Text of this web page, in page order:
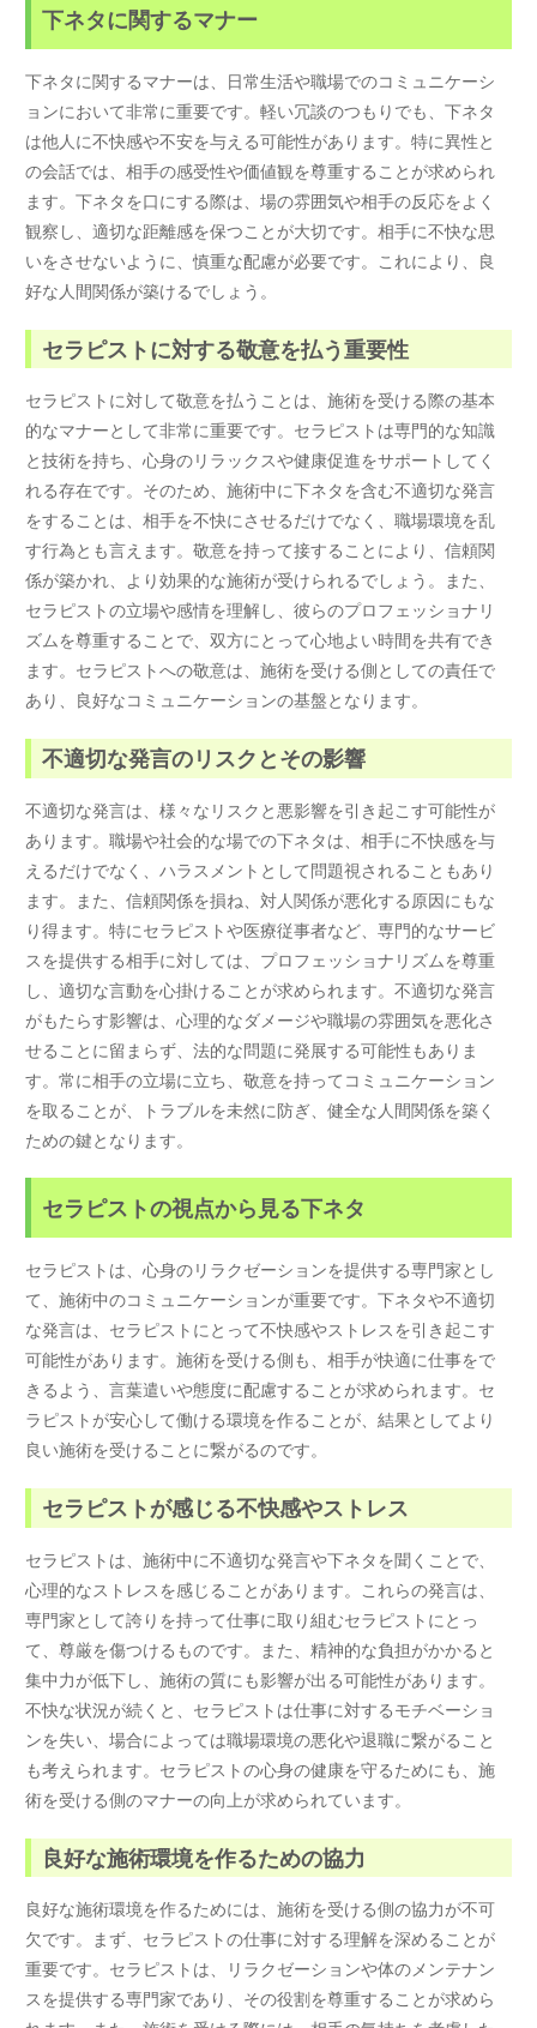
下ネタに関するマナー
下ネタに関するマナーは、日常生活や職場でのコミュニケーシ
ョンにおいて非常に重要です。軽い冗談のつもりでも、下ネタ
は他人に不快感や不安を与える可能性があります。特に異性と
の会話では、相手の感受性や価値観を尊重することが求められ
ます。下ネタを口にする際は、場の雰囲気や相手の反応をよく
観察し、適切な距離感を保つことが大切です。相手に不快な思
いをさせないように、慎重な配慮が必要です。これにより、良
好な人間関係が築けるでしょう。
セラピストに対する敬意を払う重要性
セラピストに対して敬意を払うことは、施術を受ける際の基本
的なマナーとして非常に重要です。セラピストは専門的な知識
と技術を持ち、心身のリラックスや健康促進をサポートしてく
れる存在です。そのため、施術中に下ネタを含む不適切な発言
をすることは、相手を不快にさせるだけでなく、職場環境を乱
す行為とも言えます。敬意を持って接することにより、信頼関
係が築かれ、より効果的な施術が受けられるでしょう。また、
セラピストの立場や感情を理解し、彼らのプロフェッショナリ
ズムを尊重することで、双方にとって心地よい時間を共有でき
ます。セラピストへの敬意は、施術を受ける側としての責任で
あり、良好なコミュニケーションの基盤となります。
不適切な発言のリスクとその影響
不適切な発言は、様々なリスクと悪影響を引き起こす可能性が
あります。職場や社会的な場での下ネタは、相手に不快感を与
えるだけでなく、ハラスメントとして問題視されることもあり
ます。また、信頼関係を損ね、対人関係が悪化する原因にもな
り得ます。特にセラピストや医療従事者など、専門的なサービ
スを提供する相手に対しては、プロフェッショナリズムを尊重
し、適切な言動を心掛けることが求められます。不適切な発言
がもたらす影響は、心理的なダメージや職場の雰囲気を悪化さ
せることに留まらず、法的な問題に発展する可能性もありま
す。常に相手の立場に立ち、敬意を持ってコミュニケーション
を取ることが、トラブルを未然に防ぎ、健全な人間関係を築く
ための鍵となります。
セラピストの視点から見る下ネタ
セラピストは、心身のリラクゼーションを提供する専門家とし
て、施術中のコミュニケーションが重要です。下ネタや不適切
な発言は、セラピストにとって不快感やストレスを引き起こす
可能性があります。施術を受ける側も、相手が快適に仕事をで
きるよう、言葉遣いや態度に配慮することが求められます。セ
ラピストが安心して働ける環境を作ることが、結果としてより
良い施術を受けることに繋がるのです。
セラピストが感じる不快感やストレス
セラピストは、施術中に不適切な発言や下ネタを聞くことで、
心理的なストレスを感じることがあります。これらの発言は、
専門家として誇りを持って仕事に取り組むセラピストにとっ
て、尊厳を傷つけるものです。また、精神的な負担がかかると
集中力が低下し、施術の質にも影響が出る可能性があります。
不快な状況が続くと、セラピストは仕事に対するモチベーショ
ンを失い、場合によっては職場環境の悪化や退職に繋がること
も考えられます。セラピストの心身の健康を守るためにも、施
術を受ける側のマナーの向上が求められています。
良好な施術環境を作るための協力
良好な施術環境を作るためには、施術を受ける側の協力が不可
欠です。まず、セラピストの仕事に対する理解を深めることが
重要です。セラピストは、リラクゼーションや体のメンテナン
スを提供する専門家であり、その役割を尊重することが求めら